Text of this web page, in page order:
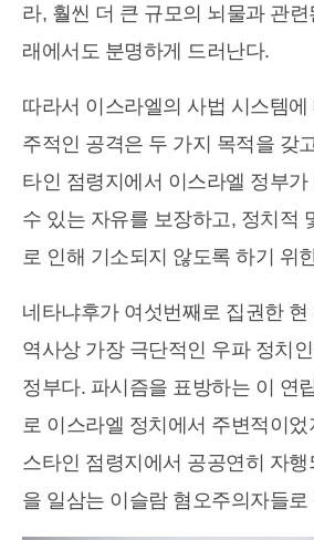
라, 훨씬 더 큰 규모의 뇌물과 관
래에서도 분명하게 드러난다.
따라서 이스라엘의 사법 시스템에
주적인 공격은 두 가지 목적을 갖
타인 점령지에서 이스라엘 정부
수 있는 자유를 보장하고, 정치적
로 인해 기소되지 않도록 하기 위
네타냐후가 여섯번째로 집권한
역사상 가장 극단적인 우파 정치
정부다. 파시즘을 표방하는 이 연
로 이스라엘 정치에서 주변적이
스타인 점령지에서 공공연히 자
을 일삼는 이슬람 혐오주의자들